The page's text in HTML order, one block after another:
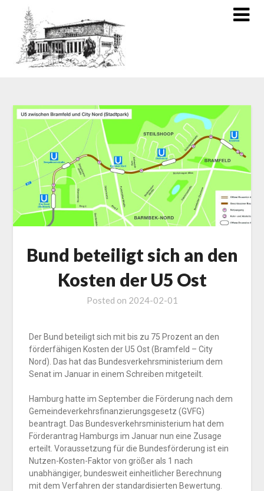
Bund beteiligt sich an den
Kosten der U5 Ost
Posted on 2024-02-01
Der Bund beteiligt sich mit bis zu 75 Prozent an den
förderfähigen Kosten der U5 Ost (Bramfeld – City
Nord). Das hat das Bundesverkehrsministerium dem
Senat im Januar in einem Schreiben mitgeteilt.
Hamburg hatte im September die Förderung nach dem
Gemeindeverkehrsfinanzierungsgesetz (GVFG)
beantragt. Das Bundesverkehrsministerium hat dem
Förderantrag Hamburgs im Januar nun eine Zusage
erteilt. Voraussetzung für die Bundesförderung ist ein
Nutzen-Kosten-Faktor von größer als 1 nach
unabhängiger, bundesweit einheitlicher Berechnung
mit dem Verfahren der standardisierten Bewertung.